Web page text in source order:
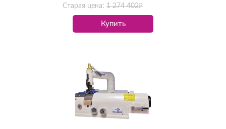
Старая цена: 1 274 402Р
Купить